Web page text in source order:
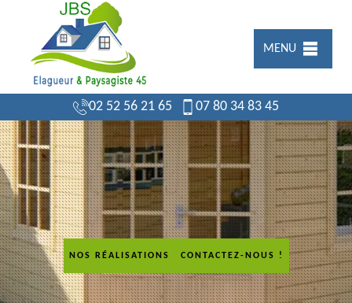
MENU
02 52 56 21 65 07 80 34 83 45
NOS RÉALISATIONS CONTACTEZ-NOUS !